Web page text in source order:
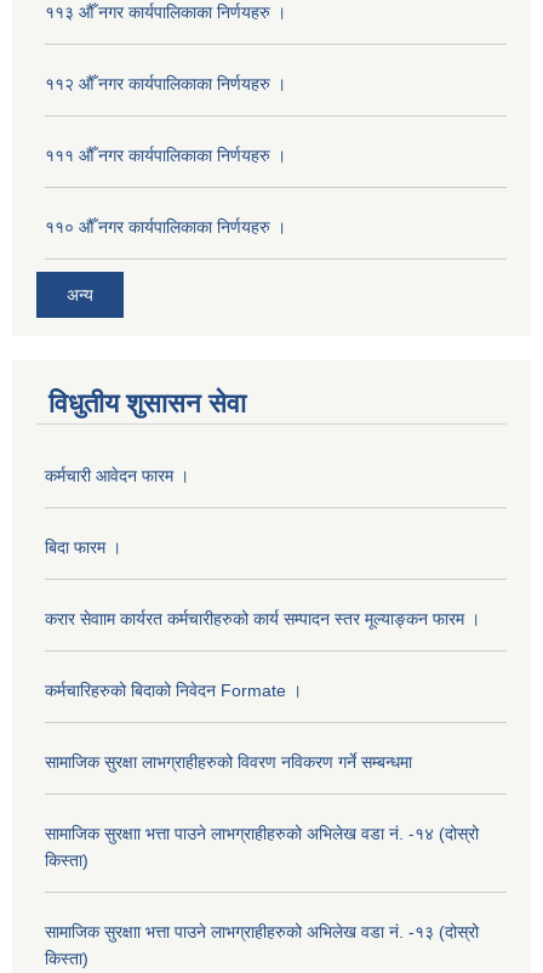
११३ औँ नगर कार्यपालिकाका निर्णयहरु ।
११२ औँ नगर कार्यपालिकाका निर्णयहरु ।
१११ औँ नगर कार्यपालिकाका निर्णयहरु ।
११० औँ नगर कार्यपालिकाका निर्णयहरु ।
अन्य
विधुतीय शुसासन सेवा
कर्मचारी आवेदन फारम ।
बिदा फारम ।
करार सेवााम कार्यरत कर्मचारीहरुको कार्य सम्पादन स्तर मूल्याङ्कन फारम ।
कर्मचारिहरुको बिदाको निवेदन Formate ।
सामाजिक सुरक्षा लाभग्राहीहरुको विवरण नविकरण गर्ने सम्बन्धमा
सामाजिक सुरक्षाा भत्ता पाउने लाभग्राहीहरुको अभिलेख वडा नं. -१४ (दोस्रो
किस्ता)
सामाजिक सुरक्षाा भत्ता पाउने लाभग्राहीहरुको अभिलेख वडा नं. -१३ (दोस्रो
किस्ता)